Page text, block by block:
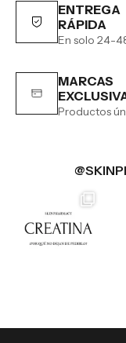
ENTREGA
RÁPIDA
En solo 24-
MARCAS
Productos